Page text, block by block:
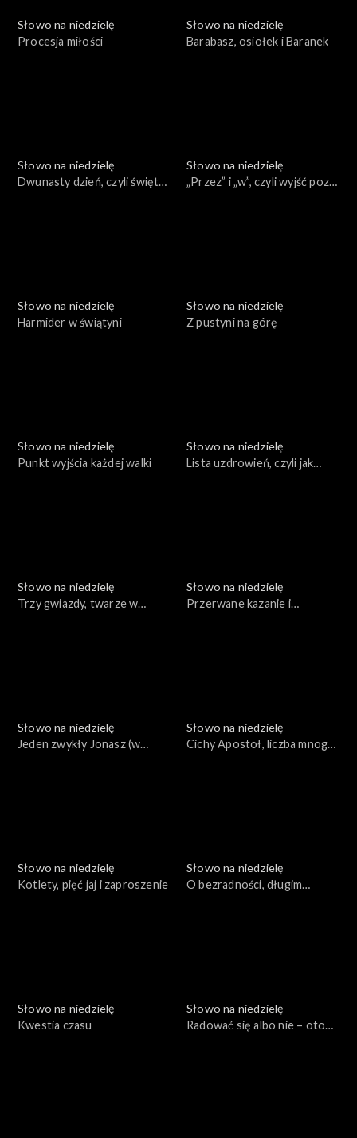
Słowo na niedzielę
Procesja miłości
Słowo na niedzielę
Barabasz, osiołek i Baranek
Słowo na niedzielę
Dwunasty dzień, czyli święty
Słowo na niedzielę
„Przez” i „w”, czyli wyjść poza
Słowo na niedzielę
Harmider w świątyni
Słowo na niedzielę
Z pustyni na górę
Słowo na niedzielę
Punkt wyjścia każdej walki
Słowo na niedzielę
Lista uzdrowień, czyli jak
Słowo na niedzielę
Trzy gwiazdy, twarze w
Słowo na niedzielę
Przerwane kazanie i
Słowo na niedzielę
Jeden zwykły Jonasz (w
Słowo na niedzielę
Cichy Apostoł, liczba mnoga i
Słowo na niedzielę
Kotlety, pięć jaj i zaproszenie
Słowo na niedzielę
O bezradności, długim
Słowo na niedzielę
Kwestia czasu
Słowo na niedzielę
Radować się albo nie – oto